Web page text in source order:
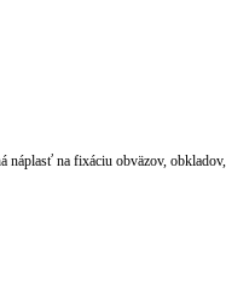
na fixáciu obväzov, obkladov,